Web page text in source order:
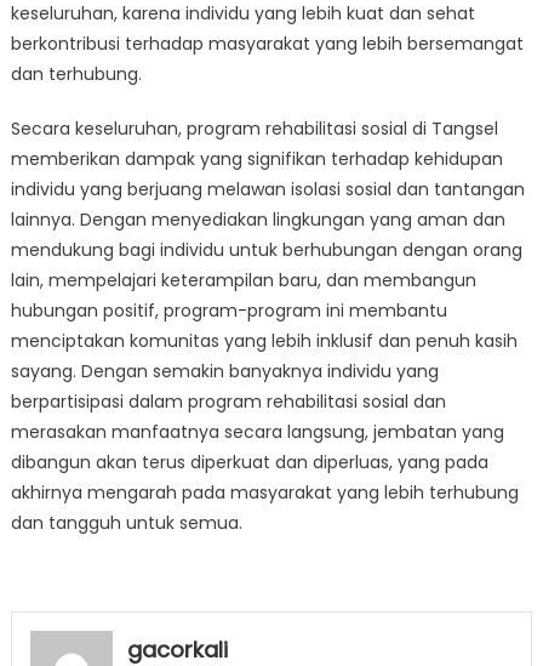
keseluruhan, karena individu yang lebih kuat dan sehat
berkontribusi terhadap masyarakat yang lebih bersemangat
dan terhubung.
Secara keseluruhan, program rehabilitasi sosial di Tangsel
memberikan dampak yang signifikan terhadap kehidupan
individu yang berjuang melawan isolasi sosial dan tantangan
lainnya. Dengan menyediakan lingkungan yang aman dan
mendukung bagi individu untuk berhubungan dengan orang
lain, mempelajari keterampilan baru, dan membangun
hubungan positif, program-program ini membantu
menciptakan komunitas yang lebih inklusif dan penuh kasih
sayang. Dengan semakin banyaknya individu yang
berpartisipasi dalam program rehabilitasi sosial dan
merasakan manfaatnya secara langsung, jembatan yang
dibangun akan terus diperkuat dan diperluas, yang pada
akhirnya mengarah pada masyarakat yang lebih terhubung
dan tangguh untuk semua.
gacorkali